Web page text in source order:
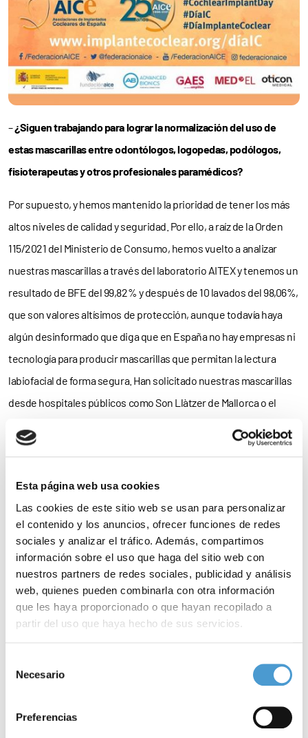
Esta página web usa cookies
Las cookies de este sitio web se usan para personalizar
el contenido y los anuncios, ofrecer funciones de redes
sociales y analizar el tráfico. Además, compartimos
información sobre el uso que haga del sitio web con
nuestros partners de redes sociales, publicidad y análisis
web, quienes pueden combinarla con otra información
que les haya proporcionado o que hayan recopilado a
partir del uso que haya hecho de sus servicios.
de cookies
Necesario
Preferencias
–¿Siguen trabajando para lograr la normalización del uso de
estas mascarillas entre odontólogos, logopedas, podólogos,
fisioterapeutas y otros profesionales paramédicos?
Por supuesto, y hemos mantenido la prioridad de tener los más
altos niveles de calidad y seguridad. Por ello, a raíz de la Orden
115/2021 del Ministerio de Consumo, hemos vuelto a analizar
nuestras mascarillas a través del laboratorio AITEX y tenemos un
resultado de BFE del 99,82% y después de 10 lavados del 98,06%,
que son valores altísimos de protección, aunque todavía haya
algún desinformado que diga que en España no hay empresas ni
tecnología para producir mascarillas que permitan la lectura
labiofacial de forma segura. Han solicitado nuestras mascarillas
desde hospitales públicos como Son Llàtzer de Mallorca o el
de Navarra.
¿Cuáles son los objetivos prioritarios de la organización a la que
usted representa?
La defensa y mejora de calidad de vida de los usuarios de
implantes auditivos y la difusión de información veraz y
actualizada de estas tecnologías y sus resultados.
¿Cuál es la situación actual de este colectivo?
En recuperación por el año perdido, que supuso la paralización o
retraso de todos los programas de implantes cocleares de
implantación definitiva, por parte de las comunidades, de la